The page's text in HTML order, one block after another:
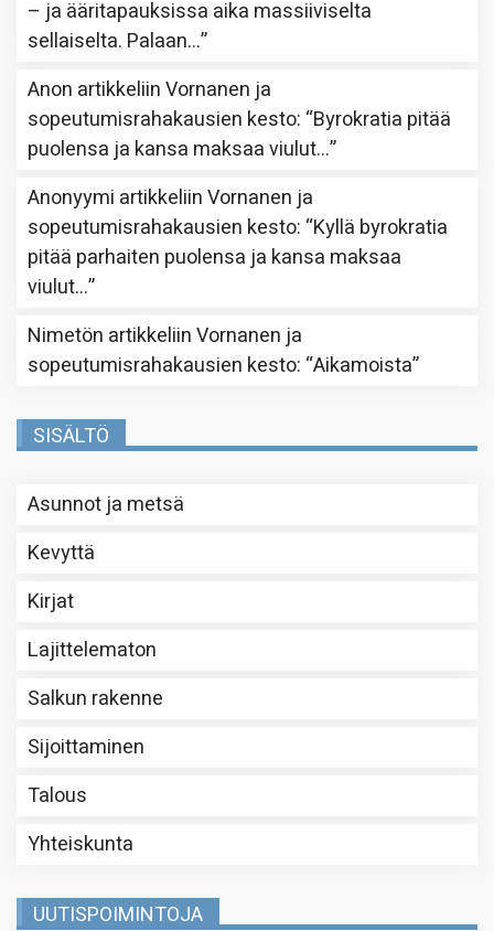
– ja ääritapauksissa aika massiiviselta
sellaiselta. Palaan…”
Anon artikkeliinVornanen ja
sopeutumisrahakausien kesto: “Byrokratia pitää
puolensa ja kansa maksaa viulut…”
Anonyymi artikkeliinVornanen ja
sopeutumisrahakausien kesto: “Kyllä byrokratia
pitää parhaiten puolensa ja kansa maksaa
viulut…”
Nimetön artikkeliinVornanen ja
sopeutumisrahakausien kesto: “Aikamoista”
SISÄLTÖ
Asunnot ja metsä
Kevyttä
Kirjat
Lajittelematon
Salkun rakenne
Sijoittaminen
Talous
Yhteiskunta
UUTISPOIMINTOJA